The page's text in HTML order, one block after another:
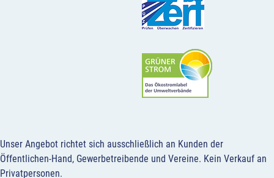
Unser Angebot richtet sich ausschließlich an Kunden der
Öffentlichen-Hand, Gewerbetreibende und Vereine. Kein Verkauf an
Privatpersonen.